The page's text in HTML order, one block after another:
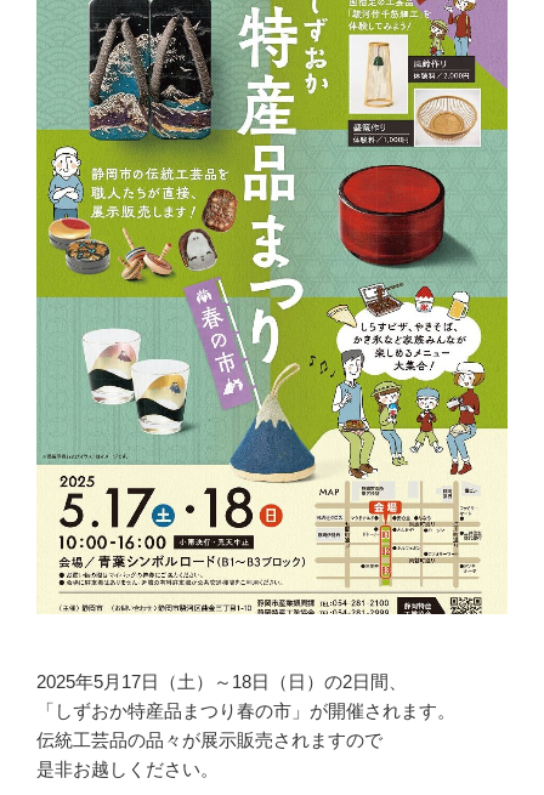
2025年5月17日（土）～18日（日）の2日間、
「しずおか特産品まつり春の市」が開催されます。
伝統工芸品の品々が展示販売されますので
是非お越しください。